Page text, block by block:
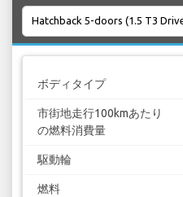
ボディタイプ
市街地走行100kmあたり
の燃料消費量
駆動輪
燃料